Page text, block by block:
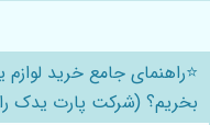
⭐️راهنمای جامع خرید
بخریم؟ (شرکت پارت یدک